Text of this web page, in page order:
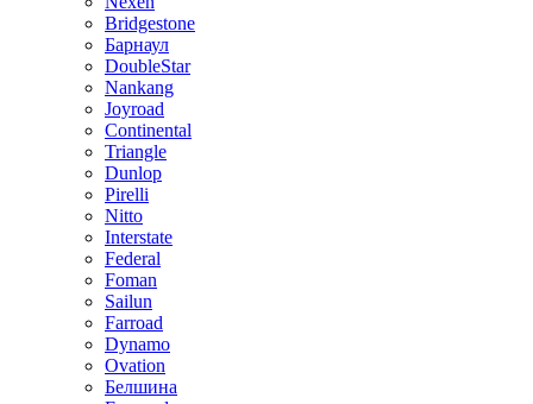
Bridgestone
Барнаул
DoubleStar
Nankang
Joyroad
Continental
Triangle
Dunlop
Pirelli
Nitto
Interstate
Federal
Foman
Sailun
Farroad
Dynamo
Ovation
Белшина